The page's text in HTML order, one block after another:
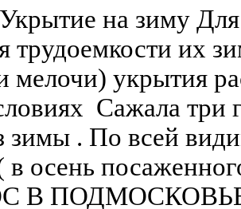
на зиму
трудоемкости их
мелочи) укрытия
Сажала три
зимы . По всей
в осень
В ПОДМОСКОВЬЕ